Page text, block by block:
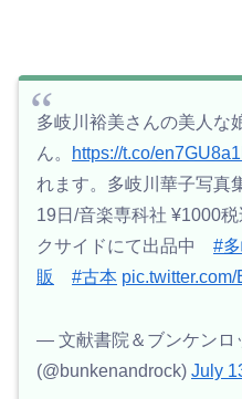
多岐川裕美さんの美人な
ん。
https://t.co/
れます。多岐川華子写真
19日/音楽専科社 ¥1000
クサイドにて出品中 #
販
#古本
— 文献書院＆ブンケンロ
(@bunkenandrock) July